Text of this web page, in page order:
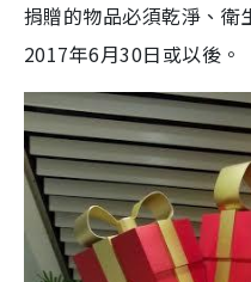
捐贈的物品必須乾淨、衛
2017年6月30日或以後。